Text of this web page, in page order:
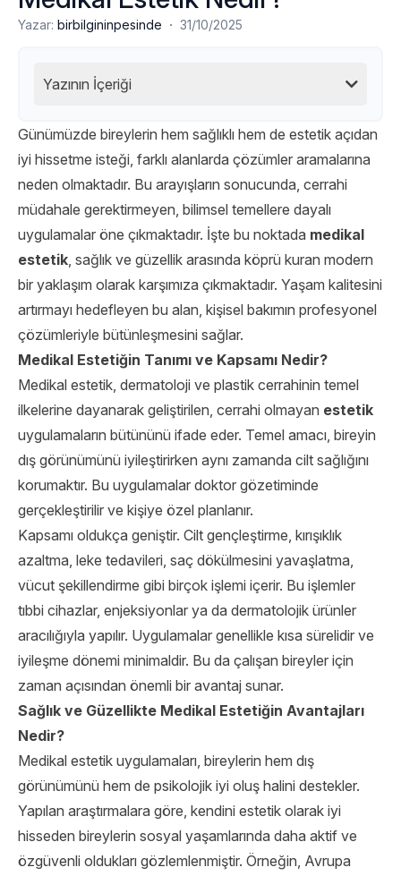
Yazar: birbilgininpesinde · 31/10/2025
Yazının İçeriği
Günümüzde bireylerin hem sağlıklı hem de estetik açıdan
iyi hissetme isteği, farklı alanlarda çözümler aramalarına
neden olmaktadır. Bu arayışların sonucunda, cerrahi
müdahale gerektirmeyen, bilimsel temellere dayalı
uygulamalar öne çıkmaktadır. İşte bu noktada medikal
estetik, sağlık ve güzellik arasında köprü kuran modern
bir yaklaşım olarak karşımıza çıkmaktadır. Yaşam kalitesini
artırmayı hedefleyen bu alan, kişisel bakımın profesyonel
çözümleriyle bütünleşmesini sağlar.
Medikal Estetiğin Tanımı ve Kapsamı Nedir?
Medikal estetik, dermatoloji ve plastik cerrahinin temel
ilkelerine dayanarak geliştirilen, cerrahi olmayan estetik
uygulamaların bütününü ifade eder. Temel amacı, bireyin
dış görünümünü iyileştirirken aynı zamanda cilt sağlığını
korumaktır. Bu uygulamalar doktor gözetiminde
gerçekleştirilir ve kişiye özel planlanır.
Kapsamı oldukça geniştir. Cilt gençleştirme, kırışıklık
azaltma, leke tedavileri, saç dökülmesini yavaşlatma,
vücut şekillendirme gibi birçok işlemi içerir. Bu işlemler
tıbbi cihazlar, enjeksiyonlar ya da dermatolojik ürünler
aracılığıyla yapılır. Uygulamalar genellikle kısa sürelidir ve
iyileşme dönemi minimaldir. Bu da çalışan bireyler için
zaman açısından önemli bir avantaj sunar.
Sağlık ve Güzellikte Medikal Estetiğin Avantajları
Nedir?
Medikal estetik uygulamaları, bireylerin hem dış
görünümünü hem de psikolojik iyi oluş halini destekler.
Yapılan araştırmalara göre, kendini estetik olarak iyi
hisseden bireylerin sosyal yaşamlarında daha aktif ve
özgüvenli oldukları gözlemlenmiştir. Örneğin, Avrupa